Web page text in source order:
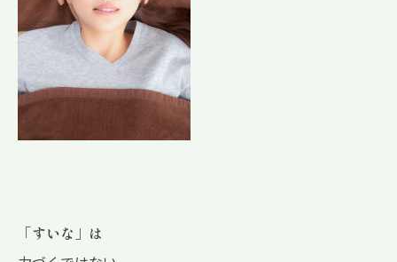
「すいな 」は